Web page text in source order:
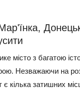
місто з багатою
Незважаючи на
є кілька затишних